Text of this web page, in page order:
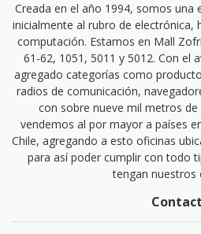
Creada en el año 1994, somos una
inicialmente al rubro de electrónica,
computación. Estamos en Mall
61-62, 1051, 5011 y 5012. Con el
agregado categorías como
radios de comunicación,
con sobre nueve mil metros
vendemos al por mayor a países
Chile, agregando a esto oficinas
para así poder cumplir con todo
tengan nuestros
Contact